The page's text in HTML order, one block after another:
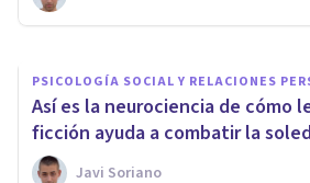
PSICOLOGÍA SOCIAL Y RELACIONES
Así es la neurociencia de cómo
ficción ayuda a combatir la
Javi Soriano